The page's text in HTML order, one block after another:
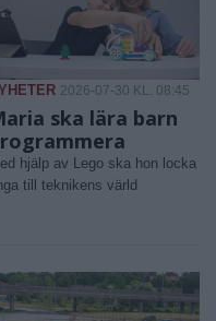
2026-07-30 KL. 08:45
ska lära barn
hjälp av Lego ska hon locka
till teknikens värld